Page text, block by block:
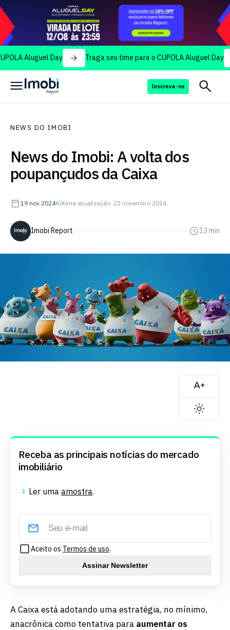
Day Traga seu time para o CUPOLA Aluguel Day
Inscreva-se
NEWS DO IMOBI
News do Imobi: A volta dos
poupançudos da Caixa
19 nov 2024 Última atualização: 22 novembro 2024
Imobi Report 13 min
Receba as principais notícias do mercado
imobiliário
Ler uma amostra.
Aceito os Termos de uso.
Assinar Newsletter
A Caixa está adotando uma estratégia, no mínimo,
anacrônica como tentativa para aumentar os